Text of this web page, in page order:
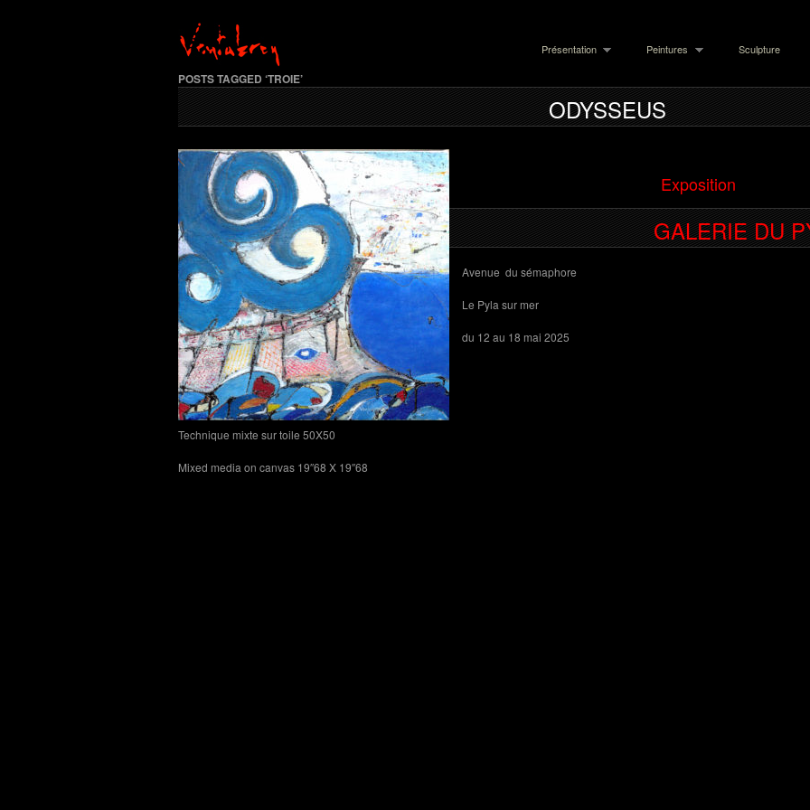
Présentation Peintures Sculpture
POSTS TAGGED ‘TROIE’
ODYSSEUS
Exposition
GALERIE DU
Avenue du sémaphore
Le Pyla sur mer
du 12 au 18 mai 2025
Technique mixte sur toile 50X50
Mixed media on canvas 19″68 X 19″68